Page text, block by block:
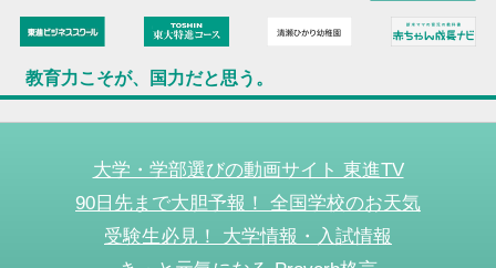
教育力こそが、国力だと思う。
大学・学部選びの動画サイト 東進TV
90日先まで大胆予報！ 全国学校のお天気
受験生必見！ 大学情報・入試情報